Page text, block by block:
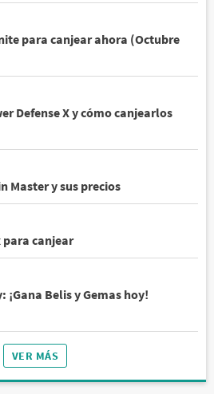
para canjear ahora (Octubre
Defense X y cómo canjearlos
Master y sus precios
para canjear
¡Gana Belis y Gemas hoy!
VER MÁS